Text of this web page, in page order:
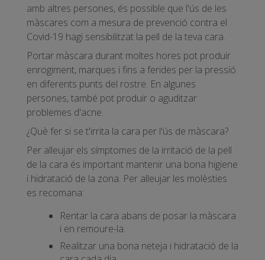
amb altres persones, és possible que l'ús de les
màscares com a mesura de prevenció contra el
Covid-19 hagi sensibilitzat la pell de la teva cara.
Portar màscara durant moltes hores pot produir
enrogiment, marques i fins a ferides per la pressió
en diferents punts del rostre. En algunes
persones, també pot produir o aguditzar
problemes d'acne.
¿Què fer si se t'irrita la cara per l'ús de màscara?
Per alleujar els símptomes de la irritació de la pell
de la cara és important mantenir una bona higiene
i hidratació de la zona. Per alleujar les molèsties
es recomana:
Rentar la cara abans de posar la màscara
i en remoure-la.
Realitzar una bona neteja i hidratació de la